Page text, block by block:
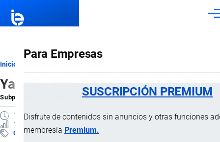
Para Empresas
SUSCRIPCIÓN PREMIUM
Disfrute de contenidos sin anuncios y otras funciones
membresía Premium.
Ruta
de
navegación
Inicio
Yaravita Cropboost
Subpartida Arancelaria porImportaciones …, 4 Enero, 2025
1 MINUTO
1 VISTAS
Clasificación Arancelaria